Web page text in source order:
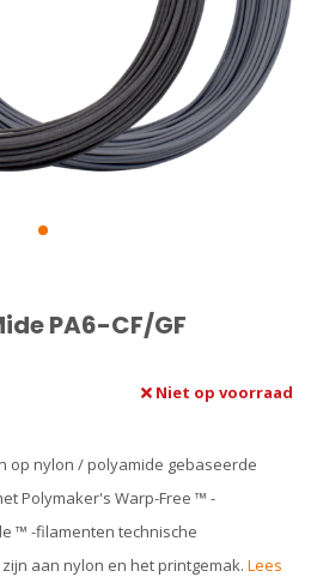
PA6-CF/GF
Niet op voorraad
op nylon / polyamide gebaseerde
Polymaker's Warp-Free ™ -
™ -filamenten technische
aan nylon en het printgemak. Lees